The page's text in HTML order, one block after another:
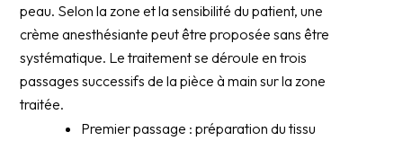
peau. Selon la zone et la sensibilité du patient, une
crème anesthésiante peut être proposée sans être
systématique. Le traitement se déroule en trois
passages successifs de la pièce à main sur la zone
traitée.
Premier passage : préparation du tissu